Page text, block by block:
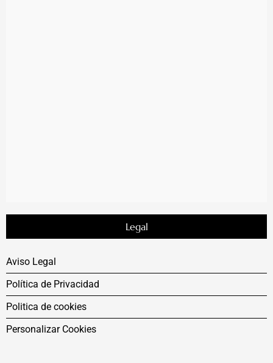
Legal
Aviso Legal
Política de Privacidad
Politica de cookies
Personalizar Cookies